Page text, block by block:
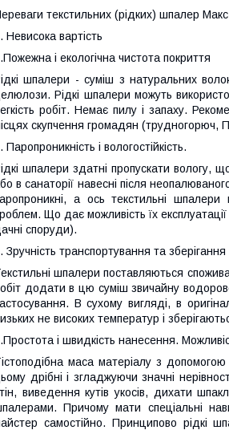
текстильних (рідких) шпалер
Невисока вартість
і екологічна чистота покриття
шпалери - суміш з натуральних
Рідкі шпалери можуть
робіт. Немає пилу і запаху.
скупчення громадян
Паропроникність і вологостійкість.
шпалери здатні пропускати вологу,
в санаторії навесні після
а ось текстильні
Що дає можливість їх
споруди).
Зручність транспортування та зберігання
шпалери поставляються
додати в цю суміш звичайну
В сухому вигляді, в
не високих температур і
і швидкість нанесення.
маса матеріалу з
дрібні і згладжуючи значні
виведення кутів укосів, дихати
Причому мати спеціальні
самостійно. Принципово рідкі